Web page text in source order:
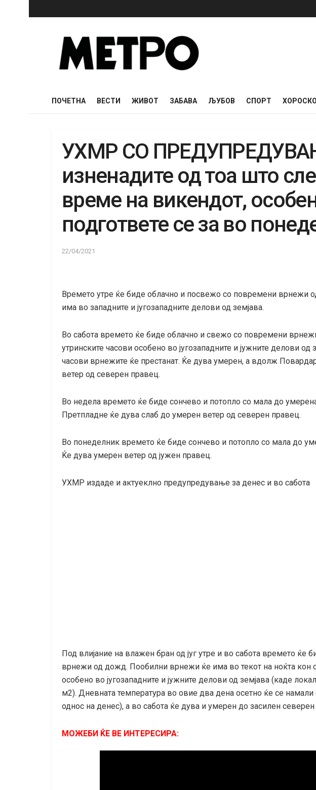
ПОЧЕТНА ВЕСТИ ЖИВОТ ЗАБАВА ЉУБОВ СПОРТ
УХМР СО
изненадите од тоа што
време на викендот,
подгответе се за во
22/04/2021
Времето утре ќе биде облачно и посвежо со повремени врнежи
има во западните и југозападните делови од земјава.
Во сабота времето ќе биде облачно и свежо со повремени
утринските часови особено во југозападните и јужните делови од
часови врнежите ќе престанат. Ќе дува умерен, а вдолж
ветер од северен правец.
Во недела времето ќе биде сончево и потопло со мала до
Претпладне ќе дува слаб до умерен ветер од северен правец.
Во понеделник времето ќе биде сончево и потопло со мала до
Ќе дува умерен ветер од јужен правец.
УХМР издаде и актуеклно предупредување за денес и во сабота
Под влијание на влажен бран од југ утре и во сабота времето ќе
врнежи од дожд. Пообилни врнежи ќе има во текот на ноќта кон
особено во југозападните и јужните делови од земјава (каде
м2). Дневната температура во овие два дена осетно ќе се намали
однос на денес), а во сабота ќе дува и умерен до засилен северен
МОЖЕБИ ЌЕ ВЕ ИНТЕРЕСИРА: